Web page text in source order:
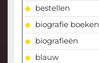
bestellen
biografie boeken
biografieën
blauw